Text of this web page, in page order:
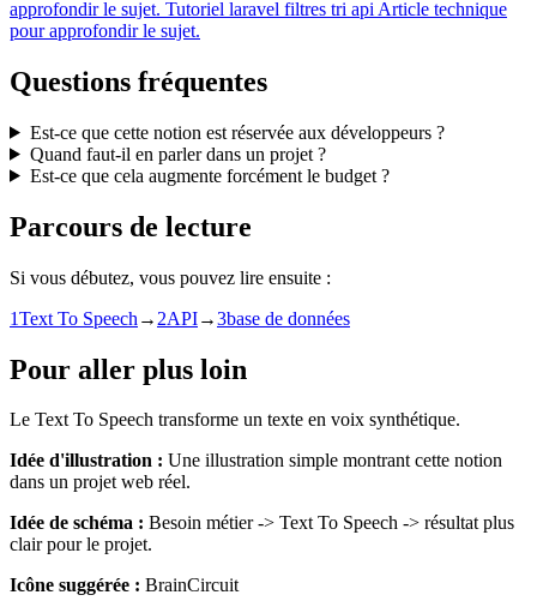
approfondir le sujet. Tutoriel laravel filtres tri api Article technique
pour approfondir le sujet.
Questions fréquentes
Est-ce que cette notion est réservée aux développeurs ?
Quand faut-il en parler dans un projet ?
Est-ce que cela augmente forcément le budget ?
Parcours de lecture
Si vous débutez, vous pouvez lire ensuite :
1Text To Speech → 2API→3base de données
Pour aller plus loin
Le Text To Speech transforme un texte en voix synthétique.
Idée d'illustration : Une illustration simple montrant cette notion
dans un projet web réel.
Idée de schéma : Besoin métier -> Text To Speech -> résultat plus
clair pour le projet.
Icône suggérée : BrainCircuit